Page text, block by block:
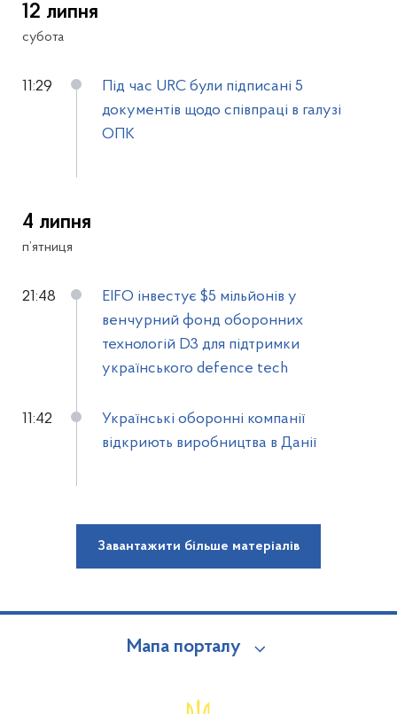
12 липня
субота
11:29
Під час URC були підписані 5
документів щодо співпраці в галузі
ОПК
4 липня
п’ятниця
21:48
EIFO інвестує $5 мільйонів у
венчурний фонд оборонних
технологій D3 для підтримки
українського defence tech
11:42
Українські оборонні компанії
відкриють виробництва в Данії
Завантажити більше матеріалів
Мапа порталу